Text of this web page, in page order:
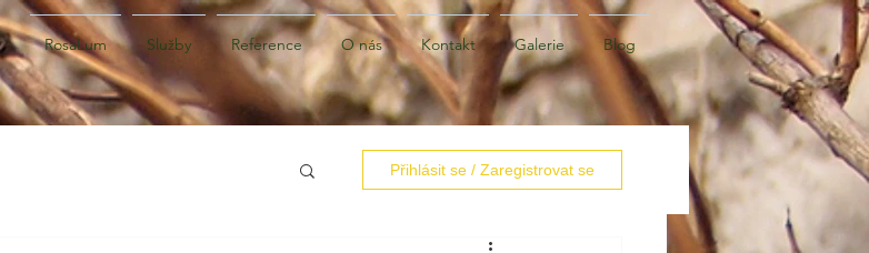
RosaLum Služby Reference O nás Kontakt Galerie Blog
Přihlásit se / Zaregistrovat se